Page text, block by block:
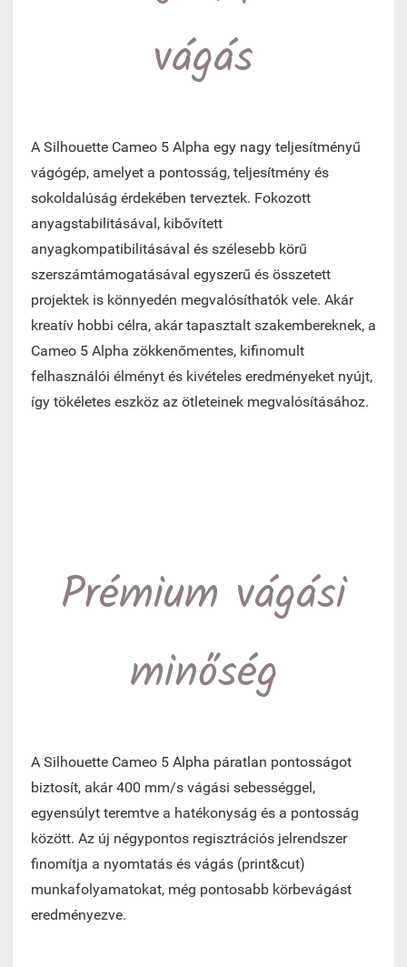
vágás
A Silhouette Cameo 5 Alpha egy nagy teljesítményű
vágógép, amelyet a pontosság, teljesítmény és
sokoldalúság érdekében terveztek. Fokozott
anyagstabilitásával, kibővített
anyagkompatibilitásával és szélesebb körű
szerszámtámogatásával egyszerű és összetett
projektek is könnyedén megvalósíthatók vele. Akár
kreatív hobbi célra, akár tapasztalt szakembereknek, a
Cameo 5 Alpha zökkenőmentes, kifinomult
felhasználói élményt és kivételes eredményeket nyújt,
így tökéletes eszköz az ötleteinek megvalósításához.
Prémium vágási
minőség
A Silhouette Cameo 5 Alpha páratlan pontosságot
biztosít, akár 400 mm/s vágási sebességgel,
egyensúlyt teremtve a hatékonyság és a pontosság
között. Az új négypontos regisztrációs jelrendszer
finomítja a nyomtatás és vágás (print&cut)
munkafolyamatokat, még pontosabb körbevágást
eredményezve.